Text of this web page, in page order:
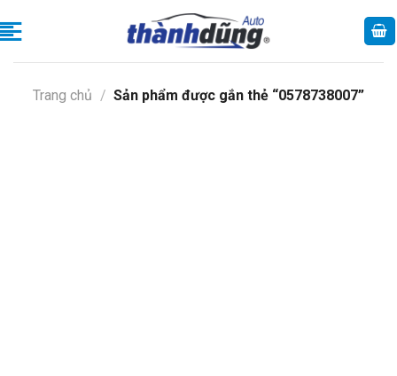
to
Trang chủ / Sản phẩm được gắn thẻ “0578738007”